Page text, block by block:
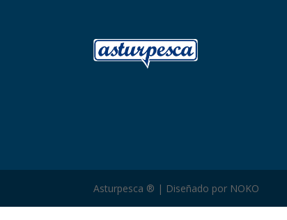
Asturpesca ® | Diseñado por NOKO